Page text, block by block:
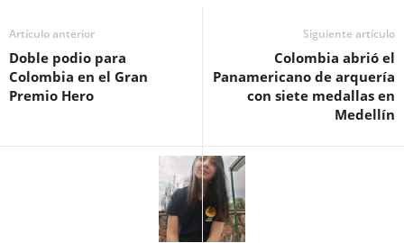
Artículo anterior
Doble podio para
Colombia en el Gran
Premio Hero
Siguiente artículo
Colombia abrió el
Panamericano de arquería
con siete medallas en
Medellín